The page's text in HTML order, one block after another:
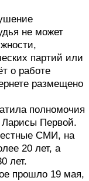
не может
партий или
о работе
размещено
полномочия
Ларисы Первой.
СМИ, на
20 лет, а
лет.
прошло 19 мая,